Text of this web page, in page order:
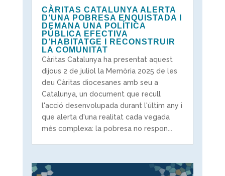
CÀRITAS CATALUNYA ALERTA
D’UNA POBRESA ENQUISTADA I
DEMANA UNA POLÍTICA
PÚBLICA EFECTIVA
D’HABITATGE I RECONSTRUIR
LA COMUNITAT
Càritas Catalunya ha presentat aquest
dijous 2 de juliol la Memòria 2025 de les
deu Càritas diocesanes amb seu a
Catalunya, un document que recull
l'acció desenvolupada durant l'últim any i
que alerta d'una realitat cada vegada
més complexa: la pobresa no respon...